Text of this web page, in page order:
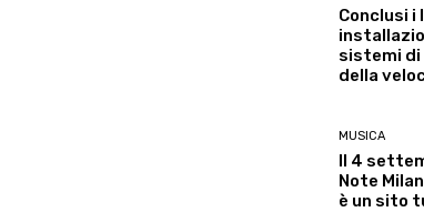
Conclusi i
sistemi
della
MUSICA
Il 4
Note
è un sito